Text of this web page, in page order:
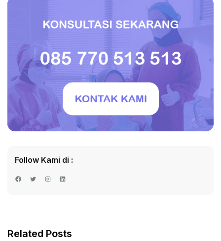
Follow Kami di :
Facebook
TwitterInstagram
Related Posts